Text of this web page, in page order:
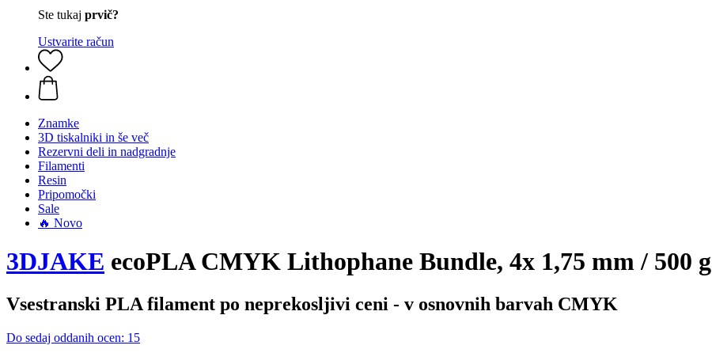
Ste tukaj prvič?
Ustvarite račun
Znamke
3D tiskalniki in še več
Rezervni deli in nadgradnje
Filamenti
Resin
Pripomočki
Sale
🔥 Novo
3DJAKE ecoPLA CMYK Lithophane Bundle, 4x 1,75 mm / 500 g
Vsestranski PLA filament po neprekosljivi ceni - v osnovnih barvah CMYK
Do sedaj oddanih ocen: 15